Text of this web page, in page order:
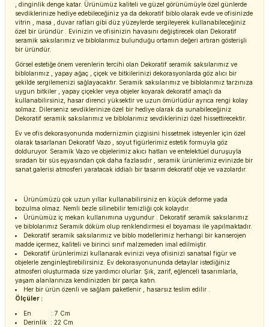
, dinginlik denge katar. Ürünümüz kaliteli ve güzel görünümüyle özel günlerde
sevdiklerinize hediye edebileceğiniz ya da dekoratif biblo olarak evde ve ofisinizde
vitrin , masa , duvar rafları gibi düz yüzeylerde sergileyerek kullanabileceğiniz
özel bir üründür . Evinizin ve ofisinizin havasını değiştirecek olan Dekoratif
seramik saksılarımız ve biblolarımız bulunduğu ortamın değeri artıran gösterişli
bir üründür.
Görsel estetiğe önem verenlerin tercihi olan Dekoratif seramik saksılarımız ve
biblolarımız , yapay ağaç , çiçek ve bitkilerinizi dekorasyonlarda göz alıcı bir
şekilde sergilemenizi sağlayacaktır. Seramik saksılarımız ve biblolarımız tarzınıza
uygun bitkiler , yapay çiçekler veya objeler koyarak dekoratif amaçlı da
kullanabilirsiniz, hasar direnci yüksektir ve uzun ömürlüdür ayrıca rengi kolay
solmaz. Dilerseniz sevdiklerinize özel bir hediye olarak da sunabileceğiniz
Dekoratif seramik saksılarımız ve biblolarımız sevdiklerinizi özel hissettirecektir.
Ev ve ofis dekorasyonunda modernizmin çizgisini hissetmek isteyenler için özel
olarak tasarlanan Dekoratif Vazo , soyut figürlerimiz estetik formuyla göz
dolduruyor. Seramik Vazo ve objelerimiz akıcı hatları ve entelektüel duruşuyla
sıradan bir süs eşyasından çok daha fazlasıdır , seramik ürünlerimiz evinizde bir
sanat galerisi atmosferi yaratacak iddialı bir tasarım dekoratif obje ve vazolardır.
Ürünümüzü çok uzun yıllar kullanabilirsiniz en küçük deforme yada
bozulma olmaz. Nemli bezle silinebilir temizliği çok kolaydır.
Ürünümüz iç mekan kullanımına uygundur . Dekoratif seramik saksılarımız
ve biblolarımız Seramik döküm olup renklendirmesi el boyaması ile yapılmaktadır.
Dekoratif seramik saksılarımız ve biblo modellerimiz herhangi bir kanserojen
madde içermez, kaliteli ve birinci sınıf malzemeden imal edilmiştir.
Dekoratif ürünlerimizi kullanarak evinizi veya ofisinizi sanatsal figür ve
objelerle zenginleştirebilirsiniz. Ev dekorasyonununda detaylar istediğiniz
atmosferi oluşturmada size yardımcı olurlar. Şık, zarif, eğlenceli tasarımlarla,
yaşam alanlarınıza kendinizden bir parça katın.
Her bir ürün özenli ve sağlam paketlenir , hasarsız teslim edilir .
Ölçüler :
En : 7 Cm
Derinlik : 22 Cm